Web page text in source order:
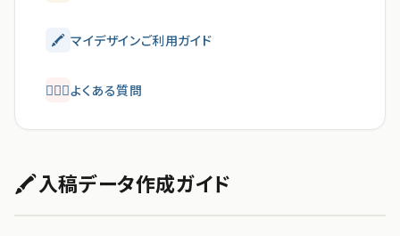
🖍 マイデザインご利用ガイド
💁🏻‍♂️よくある質問
🖍入稿データ作成ガイド